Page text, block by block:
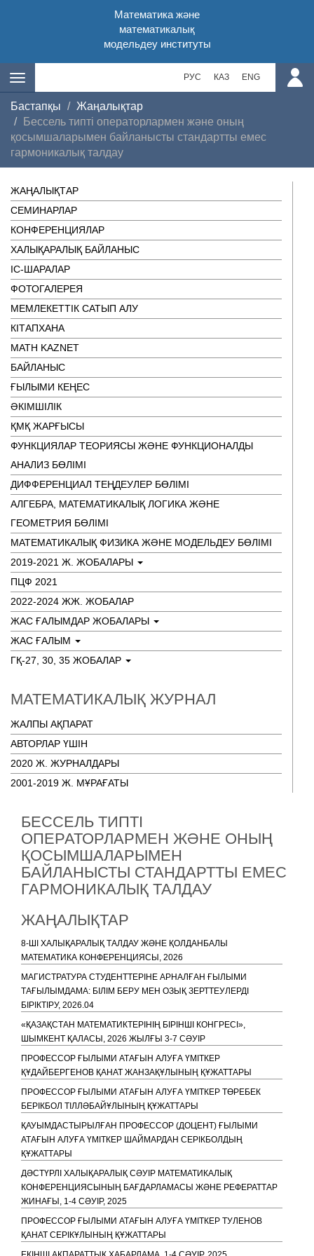
Математика және
математикалық
модельдеу институты
РУС КАЗ ENG
Бастапқы
Жаңалықтар
Бессель типті операторлармен және оның
қосымшаларымен байланысты стандартты емес
гармоникалық талдау
ЖАҢАЛЫҚТАР
СЕМИНАРЛАР
КОНФЕРЕНЦИЯЛАР
ХАЛЫҚАРАЛЫҚ БАЙЛАНЫС
ІC-ШАРАЛАР
ФОТОГАЛЕРЕЯ
МЕМЛЕКЕТТІК САТЫП АЛУ
КІТАПХАНА
MATH KAZNET
БАЙЛАНЫС
ҒЫЛЫМИ КЕҢЕС
ӘКІМШІЛІК
ҚМҚ ЖАРҒЫСЫ
ФУНКЦИЯЛАР ТЕОРИЯСЫ ЖӘНЕ ФУНКЦИОНАЛДЫ
АНАЛИЗ БӨЛІМІ
ДИФФЕРЕНЦИАЛ ТЕҢДЕУЛЕР БӨЛІМІ
АЛГЕБРА, МАТЕМАТИКАЛЫҚ ЛОГИКА ЖӘНЕ
ГЕОМЕТРИЯ БӨЛІМІ
МАТЕМАТИКАЛЫҚ ФИЗИКА ЖӘНЕ МОДЕЛЬДЕУ БӨЛІМІ
2019-2021 Ж. ЖОБАЛАРЫ
ПЦФ 2021
2022-2024 ЖЖ. ЖОБАЛАР
ЖАС ҒАЛЫМДАР ЖОБАЛАРЫ
ЖАС ҒАЛЫМ
ГҚ-27, 30, 35 ЖОБАЛАР
МАТЕМАТИКАЛЫҚ ЖУРНАЛ
ЖАЛПЫ АҚПАРАТ
АВТОРЛАР ҮШІН
2020 Ж. ЖУРНАЛДАРЫ
2001-2019 Ж. МҰРАҒАТЫ
БЕССЕЛЬ ТИПТІ
ОПЕРАТОРЛАРМЕН ЖӘНЕ ОНЫҢ
ҚОСЫМШАЛАРЫМЕН
БАЙЛАНЫСТЫ СТАНДАРТТЫ ЕМЕС
ГАРМОНИКАЛЫҚ ТАЛДАУ
ЖАҢАЛЫҚТАР
8-ШІ ХАЛЫҚАРАЛЫҚ ТАЛДАУ ЖӘНЕ ҚОЛДАНБАЛЫ
МАТЕМАТИКА КОНФЕРЕНЦИЯСЫ, 2026
МАГИСТРАТУРА СТУДЕНТТЕРІНЕ АРНАЛҒАН ҒЫЛЫМИ
ТАҒЫЛЫМДАМА: БІЛІМ БЕРУ МЕН ОЗЫҚ ЗЕРТТЕУЛЕРДІ
БІРІКТІРУ, 2026.04
«ҚАЗАҚСТАН МАТЕМАТИКТЕРІНІҢ БІРІНШІ КОНГРЕСІ»,
ШЫМКЕНТ ҚАЛАСЫ, 2026 ЖЫЛҒЫ 3-7 СӘУІР
ПРОФЕССОР ҒЫЛЫМИ АТАҒЫН АЛУҒА ҮМІТКЕР
ҚҰДАЙБЕРГЕНОВ ҚАНАТ ЖАНЗАҚҰЛЫНЫҢ ҚҰЖАТТАРЫ
ПРОФЕССОР ҒЫЛЫМИ АТАҒЫН АЛУҒА ҮМІТКЕР ТӨРЕБЕК
БЕРІКБОЛ ТІЛЛӘБАЙҰЛЫНЫҢ ҚҰЖАТТАРЫ
ҚАУЫМДАСТЫРЫЛҒАН ПРОФЕССОР (ДОЦЕНТ) ҒЫЛЫМИ
АТАҒЫН АЛУҒА ҮМІТКЕР ШАЙМАРДАН СЕРІКБОЛДЫҢ
ҚҰЖАТТАРЫ
ДӘСТҮРЛІ ХАЛЫҚАРАЛЫҚ СӘУІР МАТЕМАТИКАЛЫҚ
КОНФЕРЕНЦИЯСЫНЫҢ БАҒДАРЛАМАСЫ ЖӘНЕ РЕФЕРАТТАР
ЖИНАҒЫ, 1-4 СӘУІР, 2025
ПРОФЕССОР ҒЫЛЫМИ АТАҒЫН АЛУҒА ҮМІТКЕР ТУЛЕНОВ
ҚАНАТ СЕРІКҰЛЫНЫҢ ҚҰЖАТТАРЫ